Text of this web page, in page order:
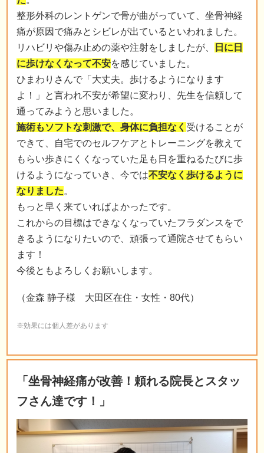
整形外科のレントゲンで骨が曲がっていて、坐骨神経
痛が原因で痛みとシビレが出ているといわれました。
リハビリや傷み止めの薬や注射をしましたが、
日に日
に歩けなくなって不安を感じていました。
ひまわりさんで「大丈夫。歩けるようになります
よ！」と言われ不安が希望に変わり、先生を信頼して
通ってみようと思いました。
施術もソフトな刺激で、身体に負担なく 受けることが
できて、自宅でのセルフケアとトレーニングを教えて
もらい歩きにくくなっていた足も日を重ねるたびに歩
けるようになっていき、今では不安なく歩けるように
なりました。
もっと早く来ていればよかったです。
これからの目標はできなくなっていたフラダンスをで
きるようになりたいので、頑張って通院させてもらい
ます！
今後ともよろしくお願いします。
（金森 静子様 大田区在住・女性・80代）
※効果には個人差があります
「坐骨神経痛が改善！頼れる院長とスタッ
フさん達です！」